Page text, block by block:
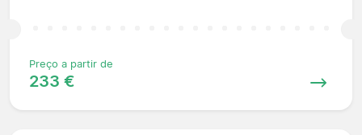
Preço a partir de
233 €